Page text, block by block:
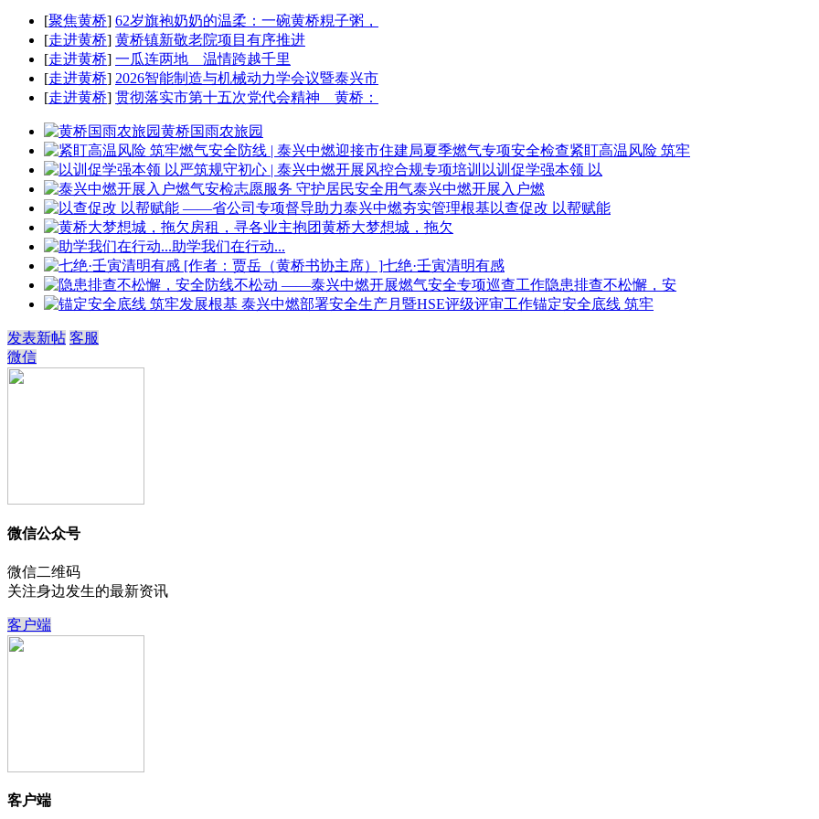
[聚焦黄桥] 62岁旗袍奶奶的温柔：一碗黄桥粯子粥，
[走进黄桥] 黄桥镇新敬老院项目有序推进
[走进黄桥] 一瓜连两地 温情跨越千里
[走进黄桥] 2026智能制造与机械动力学会议暨泰兴市
[走进黄桥] 贯彻落实市第十五次党代会精神 黄桥：
黄桥国雨农旅园
紧盯高温风险 筑牢
以训促学强本领 以
泰兴中燃开展入户燃
以查促改 以帮赋能
黄桥大梦想城，拖欠
助学我们在行动...
七绝·壬寅清明有感
隐患排查不松懈，安
锚定安全底线 筑牢
发表新帖 客服
微信
微信公众号
微信二维码
关注身边发生的最新资讯
客户端
客户端